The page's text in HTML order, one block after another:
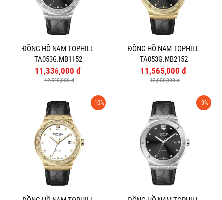
ĐỒNG HỒ NAM TOPHILL
TA053G.MB1152
11,336,000 đ
12,595,000 đ
ĐỒNG HỒ NAM TOPHILL
TA053G.MB2152
11,565,000 đ
12,850,000 đ
-10% -9%